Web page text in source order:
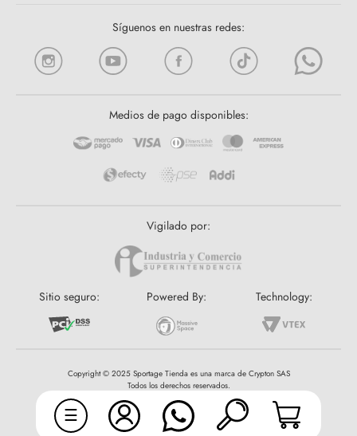
☰
Síguenos en nuestras redes:
Medios de pago disponibles:
Vigilado por:
Sitio seguro: Powered By: Technology:
Copyright © 2025 Sportage Tienda es una marca de Crypton SAS
Todos los derechos reservados.